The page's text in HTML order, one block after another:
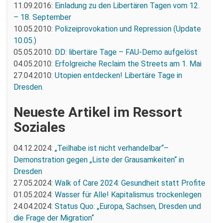
11.09.2016: Einladung zu den Libertären Tagen vom 12.
– 18. September
10.05.2010: Polizeiprovokation und Repression (Update
10.05.)
05.05.2010: DD: libertäre Tage – FAU-Demo aufgelöst
04.05.2010: Erfolgreiche Reclaim the Streets am 1. Mai
27.04.2010: Utopien entdecken! Libertäre Tage in
Dresden.
Neueste Artikel im Ressort
Soziales
04.12.2024: „Teilhabe ist nicht verhandelbar“–
Demonstration gegen „Liste der Grausamkeiten“ in
Dresden
27.05.2024: Walk of Care 2024: Gesundheit statt Profite
01.05.2024: Wasser für Alle! Kapitalismus trockenlegen
24.04.2024: Status Quo: „Europa, Sachsen, Dresden und
die Frage der Migration“